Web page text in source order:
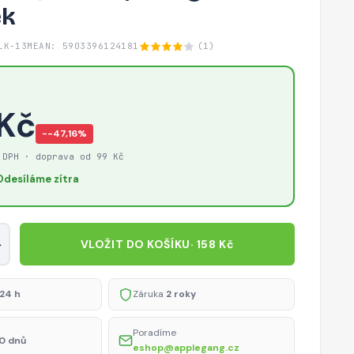
13M EAN: 5903396124181 (1)
−-47,16%
· doprava od 99 Kč
zítra
VLOŽIT DO KOŠÍKU· 158 Kč
h Záruka 2 roky
dnů
Poradíme
eshop@applegang.cz